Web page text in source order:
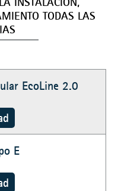
TODAS LAS
EcoLine 2.0
E